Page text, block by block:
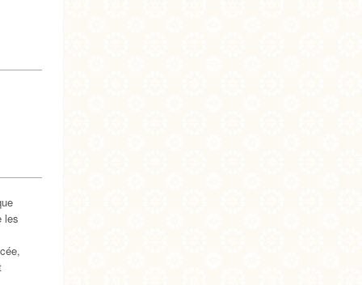
les